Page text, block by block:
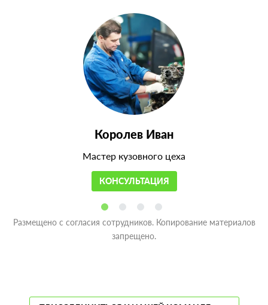
Королев Иван
Мастер кузовного цеха
КОНСУЛЬТАЦИЯ
Размещено с согласия сотрудников. Копирование материалов
запрещено.